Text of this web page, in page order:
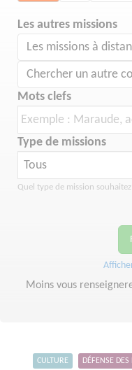
Les autres missions
Les missions à
Chercher un autre
Mots clefs
Type de missions
Quel type de mission
Moins vous
CULTURE DÉFENSE DES